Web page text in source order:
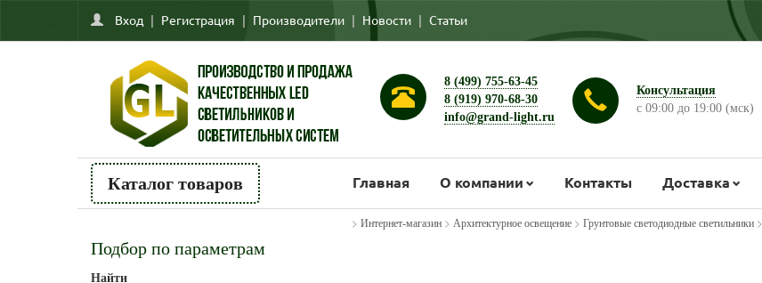
Вход | Регистрация | Производители | Новости | Статьи
8 (499) 755-63-45
8 (919) 970-68-30
info@grand-light.ru
Консультация
с 09:00 до 19:00 (мск)
Каталог товаров Главная О компании Контакты Доставка
Подбор по параметрам
Найти
> Интернет-магазин> Архитектурное освещение> Грунтовые светодиодные светильники>